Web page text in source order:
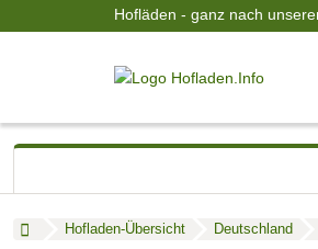
Hofläden - ganz nach
Hofladen-Übersicht Deutschland